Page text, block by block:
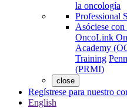
la oncología
Professional
Asóciese
OncoLink
Academy
Training
(PRMI)
close
Regístrese para nuestro
English